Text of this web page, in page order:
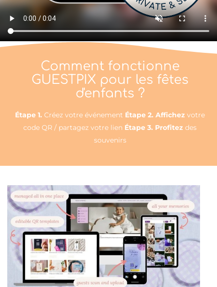
Comment fonctionne
GUESTPIX pour les fêtes
d'enfants ?
Étape 1. Créez votre événement Étape 2. Affichezvotre
code QR / partagez votre lien Étape 3. Profitezdes
souvenirs